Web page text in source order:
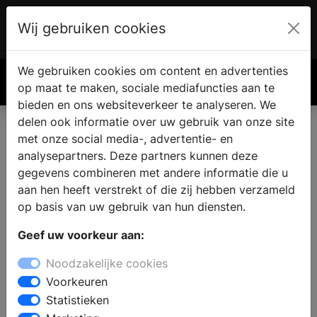
€ 0.00
Wij gebruiken cookies
We gebruiken cookies om content en advertenties
op maat te maken, sociale mediafuncties aan te
bieden en ons websiteverkeer te analyseren. We
delen ook informatie over uw gebruik van onze site
met onze social media-, advertentie- en
analysepartners. Deze partners kunnen deze
gegevens combineren met andere informatie die u
aan hen heeft verstrekt of die zij hebben verzameld
op basis van uw gebruik van hun diensten.
Geef uw voorkeur aan:
Noodzakelijke cookies
Voorkeuren
Statistieken